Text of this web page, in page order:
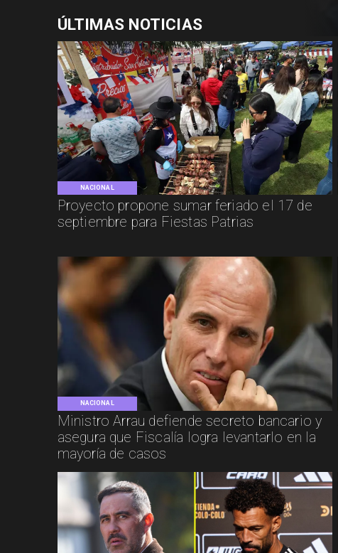
NACIONAL
Proyecto propone sumar feriado el 17 de
septiembre para Fiestas Patrias
NACIONAL
Ministro Arrau defiende secreto bancario y
asegura que Fiscalía logra levantarlo en la
mayoría de casos
ÚLTIMAS NOTICIAS